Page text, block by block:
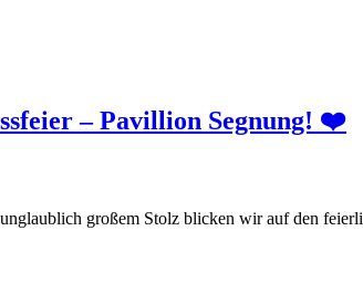
– Pavillion Segnung! ❤️
großem Stolz blicken wir auf den